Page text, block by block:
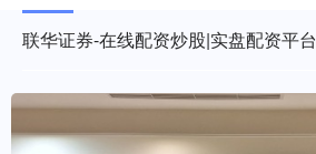
联华证券-在线配资炒股|实盘配资平台